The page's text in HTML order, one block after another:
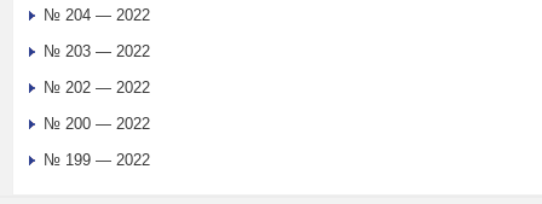
№ 204 — 2022
№ 203 — 2022
№ 202 — 2022
№ 200 — 2022
№ 199 — 2022